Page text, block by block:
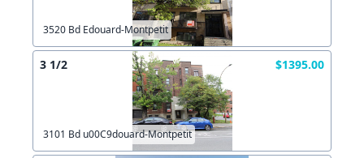
3520 Bd Edouard-Montpetit
3 1/2 $1395.00
3101 Bd u00C9douard-Montpetit